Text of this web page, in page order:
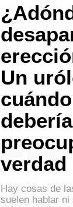
Un
debería
verdad
Hay cosas de
suelen hablar